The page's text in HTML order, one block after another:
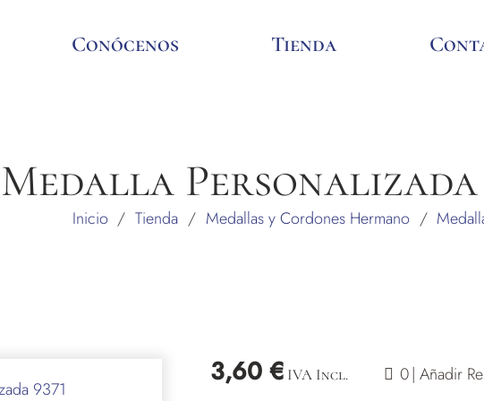
Conócenos Tienda
Medalla Personalizada
Inicio / Tienda / Medallas y Cordones Hermano /
3,60 € IVA Incl. 0| Añadir